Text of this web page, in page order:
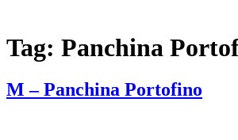
Tag: Panchina
M – Panchina Portofino